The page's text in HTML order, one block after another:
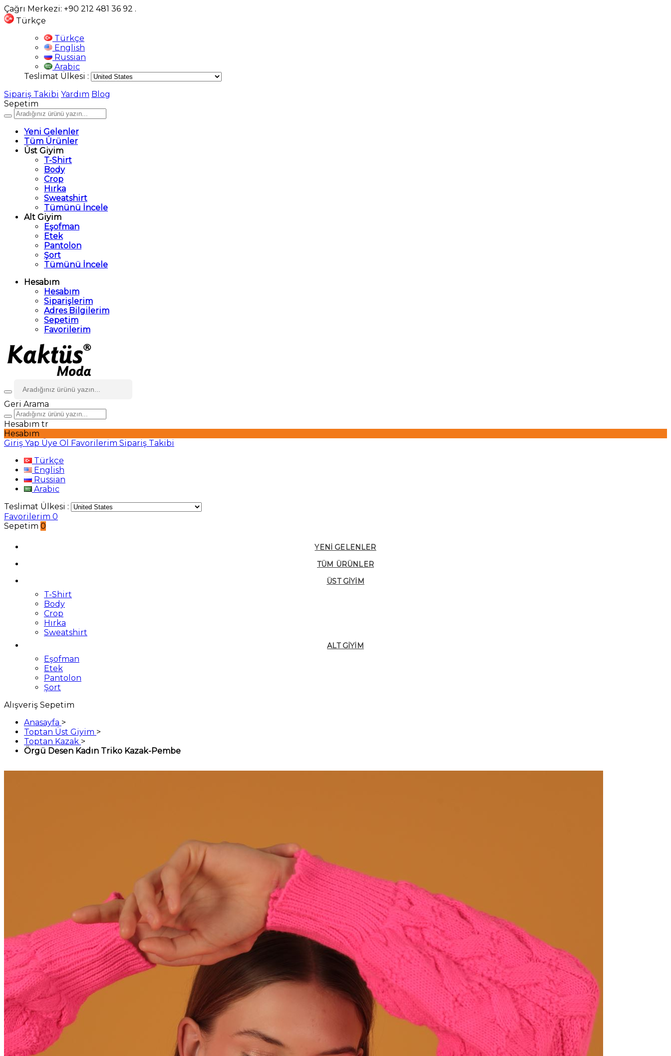
Çağrı Merkezi: +90 212 481 36 92 .
Türkçe
Türkçe
English
Russian
Arabic
Teslimat Ülkesi :
Sipariş Takibi Yardım Blog
Sepetim
Yeni Gelenler
Tüm Ürünler
Üst Giyim
T-Shirt
Body
Crop
Hırka
Sweatshirt
Tümünü İncele
Alt Giyim
Eşofman
Etek
Pantolon
Şort
Tümünü İncele
Hesabım
Hesabım
Siparişlerim
Adres Bilgilerim
Sepetim
Favorilerim
Geri Arama
Hesabım tr
Hesabım
Giriş Yap Üye Ol Favorilerim Sipariş Takibi
Türkçe
English
Russian
Arabic
Teslimat Ülkesi :
Favorilerim 0
Sepetim 0
YENI GELENLER
TÜM ÜRÜNLER
ÜST GIYIM
T-Shirt
Body
Crop
Hırka
Sweatshirt
ALT GIYIM
Eşofman
Etek
Pantolon
Şort
Alışveriş Sepetim
Anasayfa >
Toptan Üst Giyim >
Toptan Kazak >
Örgü Desen Kadın Triko Kazak-Pembe